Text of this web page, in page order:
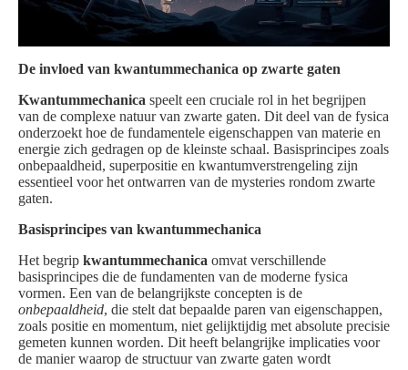
De invloed van kwantummechanica op zwarte gaten
Kwantummechanica speelt een cruciale rol in het begrijpen
van de complexe natuur van zwarte gaten. Dit deel van de fysica
onderzoekt hoe de fundamentele eigenschappen van materie en
energie zich gedragen op de kleinste schaal. Basisprincipes zoals
onbepaaldheid, superpositie en kwantumverstrengeling zijn
essentieel voor het ontwarren van de mysteries rondom zwarte
gaten.
Basisprincipes van kwantummechanica
Het begrip kwantummechanica omvat verschillende
basisprincipes die de fundamenten van de moderne fysica
vormen. Een van de belangrijkste concepten is de
onbepaaldheid, die stelt dat bepaalde paren van eigenschappen,
zoals positie en momentum, niet gelijktijdig met absolute precisie
gemeten kunnen worden. Dit heeft belangrijke implicaties voor
de manier waarop de structuur van zwarte gaten wordt